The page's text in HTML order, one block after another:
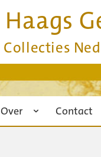
Haags
Collecties
Over Contact